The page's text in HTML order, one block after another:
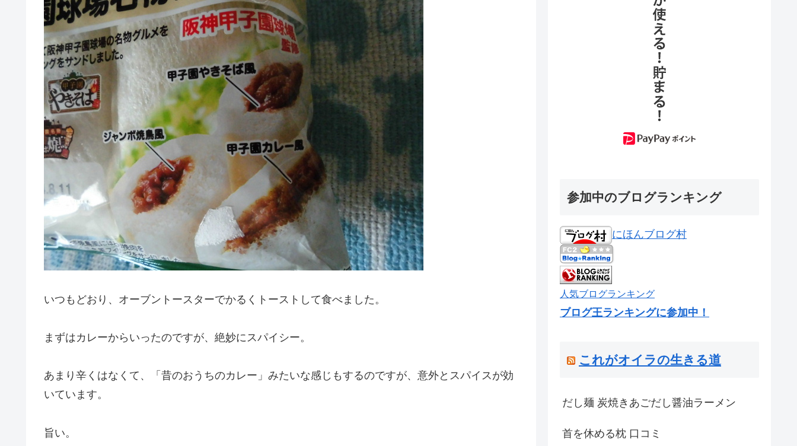
いつもどおり、オーブントースターでかるくトーストして食べました。
まずはカレーからいったのですが、絶妙にスパイシー。
あまり辛くはなくて、「昔のおうちのカレー」みたいな感じもするのですが、意外とスパイスが効
いています。
旨い。
参加中のブログランキング
にほんブログ村
人気ブログランキング
ブログ王ランキングに参加中！
これがオイラの生きる道
だし麺 炭焼きあごだし醤油ラーメン
首を休める枕 口コミ